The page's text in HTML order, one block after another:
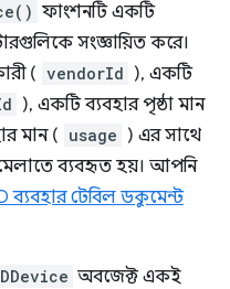
ফাংশনটি একটি
সংজ্ঞায়িত করে।
( vendorId ), একটি
), একটি ব্যবহার পৃষ্ঠা মান
মান ( usage ) এর সাথে
ব্যবহৃত হয়। আপনি
ব্যবহার টেবিল ডকুমেন্ট
অবজেক্ট একই